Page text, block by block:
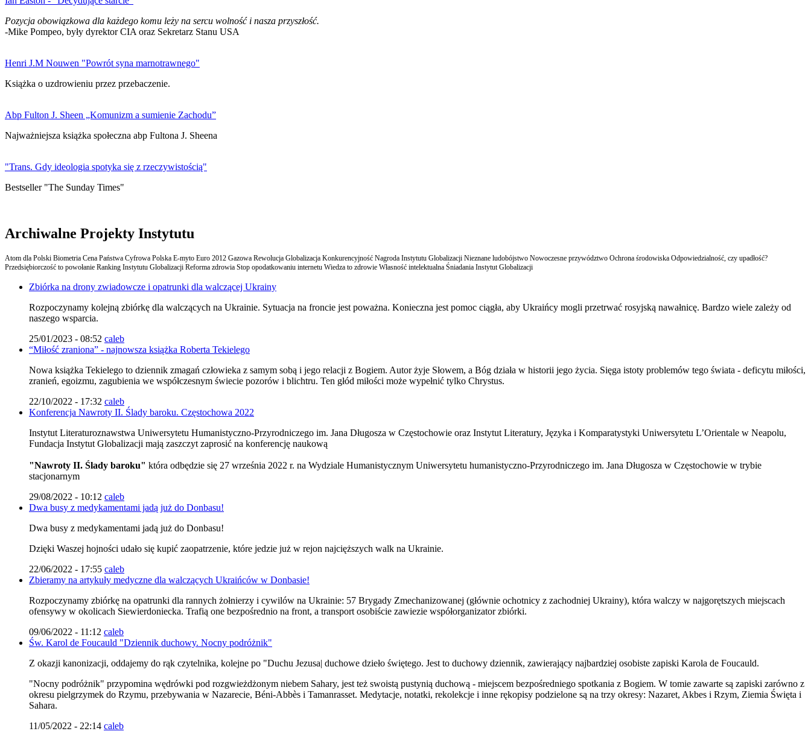
Pozycja obowiązkowa dla każdego komu leży na sercu wolność i nasza przyszłość.
-Mike Pompeo, były dyrektor CIA oraz Sekretarz Stanu USA
Henri J.M Nouwen "Powrót syna marnotrawnego"
Książka o uzdrowieniu przez przebaczenie.
Abp Fulton J. Sheen „Komunizm a sumienie Zachodu”
Najważniejsza książka społeczna abp Fultona J. Sheena
"Trans. Gdy ideologia spotyka się z rzeczywistością"
Bestseller "The Sunday Times"
Archiwalne Projekty Instytutu
Atom dla Polski Biometria Cena Państwa Cyfrowa Polska E-myto Euro 2012 Gazowa Rewolucja Globalizacja Konkurencyjność Nagroda Instytutu Globalizacji Nieznane ludobójstwo Nowoczesne przywództwo Ochrona środowiska Odpowiedzialność, czy upadłość?
Przedsiębiorczość to powołanie Ranking Instytutu Globalizacji Reforma zdrowia Stop opodatkowaniu internetu Wiedza to zdrowie Własność intelektualna Śniadania Instytut Globalizacji
Zbiórka na drony zwiadowcze i opatrunki dla walczącej Ukrainy
Rozpoczynamy kolejną zbiórkę dla walczących na Ukrainie. Sytuacja na froncie jest poważna. Konieczna jest pomoc ciągła, aby Ukraińcy mogli przetrwać rosyjską nawałnicę. Bardzo wiele zależy od
naszego wsparcia.
25/01/2023 - 08:52 caleb
“Miłość zraniona” - najnowsza książka Roberta Tekielego
Nowa książka Tekielego to dziennik zmagań człowieka z samym sobą i jego relacji z Bogiem. Autor żyje Słowem, a Bóg działa w historii jego życia. Sięga istoty problemów tego świata - deficytu miłości,
zranień, egoizmu, zagubienia we współczesnym świecie pozorów i blichtru. Ten głód miłości może wypełnić tylko Chrystus.
22/10/2022 - 17:32 caleb
Konferencja Nawroty II. Ślady baroku. Częstochowa 2022
Instytut Literaturoznawstwa Uniwersytetu Humanistyczno-Przyrodniczego im. Jana Długosza w Częstochowie oraz Instytut Literatury, Języka i Komparatystyki Uniwersytetu L’Orientale w Neapolu,
Fundacja Instytut Globalizacji mają zaszczyt zaprosić na konferencję naukową
"Nawroty II. Ślady baroku" która odbędzie się 27 września 2022 r. na Wydziale Humanistycznym Uniwersytetu humanistyczno-Przyrodniczego im. Jana Długosza w Częstochowie w trybie
stacjonarnym
29/08/2022 - 10:12 caleb
Dwa busy z medykamentami jadą już do Donbasu!
Dwa busy z medykamentami jadą już do Donbasu!
Dzięki Waszej hojności udało się kupić zaopatrzenie, które jedzie już w rejon najcięższych walk na Ukrainie.
22/06/2022 - 17:55 caleb
Zbieramy na artykuły medyczne dla walczących Ukraińców w Donbasie!
Rozpoczynamy zbiórkę na opatrunki dla rannych żołnierzy i cywilów na Ukrainie: 57 Brygady Zmechanizowanej (głównie ochotnicy z zachodniej Ukrainy), która walczy w najgorętszych miejscach
ofensywy w okolicach Siewierdoniecka. Trafią one bezpośrednio na front, a transport osobiście zawiezie współorganizator zbiórki.
09/06/2022 - 11:12 caleb
Św. Karol de Foucauld "Dziennik duchowy. Nocny podróżnik"
Z okazji kanonizacji, oddajemy do rąk czytelnika, kolejne po "Duchu Jezusa| duchowe dzieło świętego. Jest to duchowy dziennik, zawierający najbardziej osobiste zapiski Karola de Foucauld.
"Nocny podróżnik" przypomina wędrówki pod rozgwieżdżonym niebem Sahary, jest też swoistą pustynią duchową - miejscem bezpośredniego spotkania z Bogiem. W tomie zawarte są zapiski zarówno z
okresu pielgrzymek do Rzymu, przebywania w Nazarecie, Béni-Abbès i Tamanrasset. Medytacje, notatki, rekolekcje i inne rękopisy podzielone są na trzy okresy: Nazaret, Akbes i Rzym, Ziemia Święta i
Sahara.
11/05/2022 - 22:14 caleb